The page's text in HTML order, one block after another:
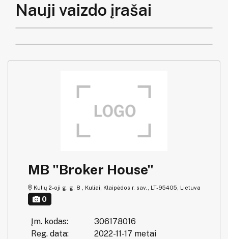
Nauji vaizdo įrašai
MB "Broker House"
Kulių 2-oji g. g. 8 , Kuliai, Klaipėdos r. sav., LT-95405, Lietuva
0
Įm. kodas:
306178016
Reg. data:
2022-11-17 metai